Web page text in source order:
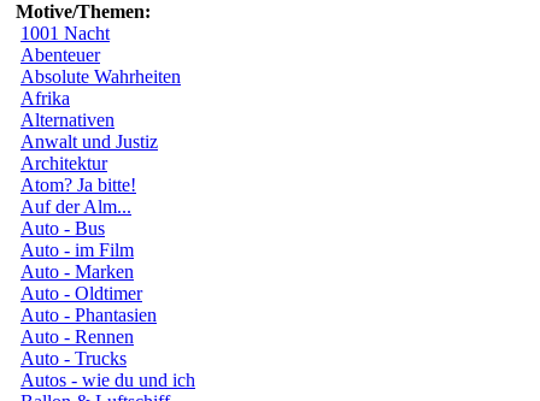
Motive/Themen:
1001 Nacht
Abenteuer
Absolute Wahrheiten
Afrika
Alternativen
Anwalt und Justiz
Architektur
Atom? Ja bitte!
Auf der Alm...
Auto - Bus
Auto - im Film
Auto - Marken
Auto - Oldtimer
Auto - Phantasien
Auto - Rennen
Auto - Trucks
Autos - wie du und ich